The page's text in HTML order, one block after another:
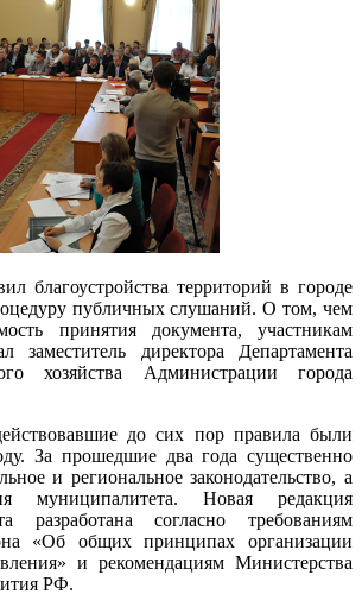
благоустройства территорий в городе
публичных слушаний. О том, чем
принятия документа, участникам
заместитель директора Департамента
хозяйства Администрации города
до сих пор правила были
За прошедшие два года существенно
и региональное законодательство, а
муниципалитета. Новая редакция
разработана согласно требованиям
«Об общих принципах организации
и рекомендациям Министерства
РФ.